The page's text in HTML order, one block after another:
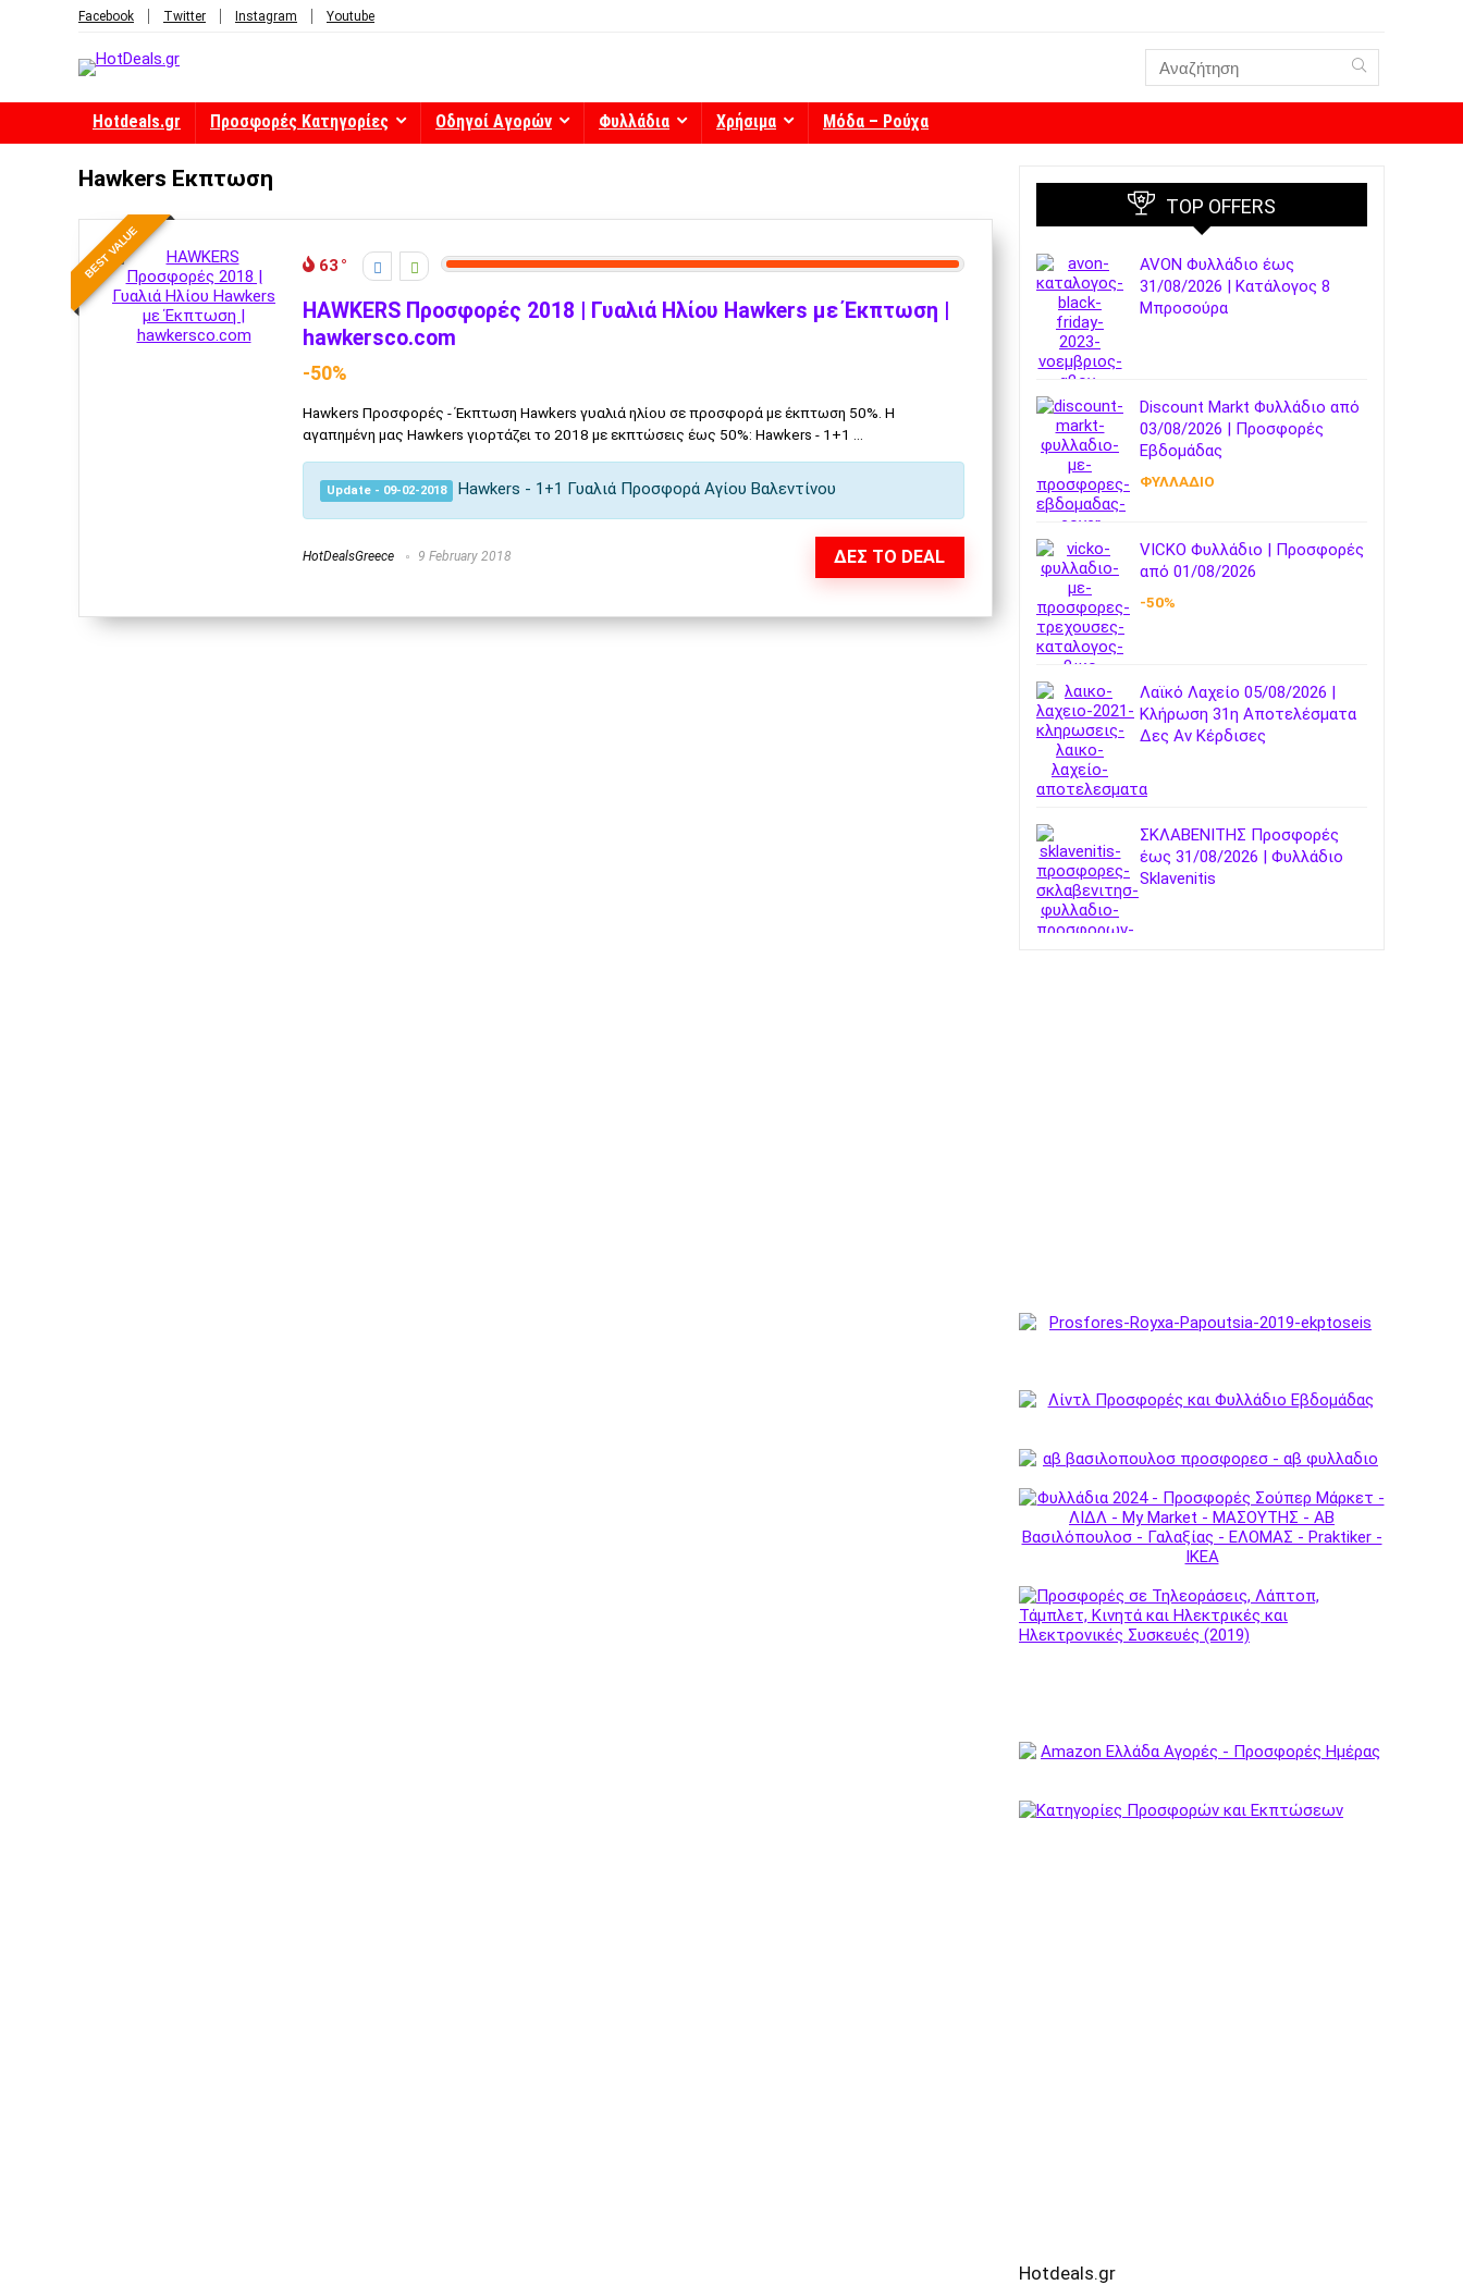
Facebook Twitter Instagram Youtube
Hotdeals.gr Προσφορές Κατηγορίες Οδηγοί Αγορών Φυλλάδια Χρήσιμα Μόδα – Ρούχα
Hawkers Εκπτωση
BEST VALUE 63
HAWKERS Προσφορές 2018 | Γυαλιά Ηλίου Hawkers με Έκπτωση |
hawkersco.com
-50%
Hawkers Προσφορές - Έκπτωση Hawkers γυαλιά ηλίου σε προσφορά με έκπτωση 50%. Η
αγαπημένη μας Hawkers γιορτάζει το 2018 με εκπτώσεις έως 50%: Hawkers - 1+1 ...
Update - 09-02-2018 Hawkers - 1+1 Γυαλιά Προσφορά Αγίου Βαλεντίνου
HotDealsGreece 9 February 2018 ΔΕΣ ΤΟ DEAL
TOP OFFERS
AVON Φυλλάδιο έως
31/08/2026 | Κατάλογος 8
Μπροσούρα
Discount Markt Φυλλάδιο από
03/08/2026 | Προσφορές
Εβδομάδας
ΦΥΛΛΑΔΙΟ
VICKO Φυλλάδιο | Προσφορές
από 01/08/2026
-50%
Λαϊκό Λαχείο 05/08/2026 |
Κλήρωση 31η Αποτελέσματα
Δες Αν Κέρδισες
ΣΚΛΑΒΕΝΙΤΗΣ Προσφορές
έως 31/08/2026 | Φυλλάδιο
Sklavenitis
Hotdeals.gr